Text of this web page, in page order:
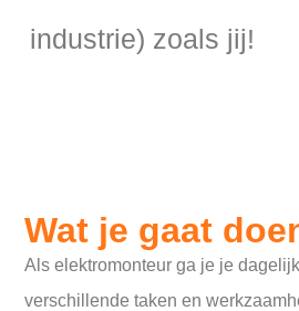
industrie) zoals jij!
Wat je gaat
Als elektromonteur ga je je
verschillende taken en